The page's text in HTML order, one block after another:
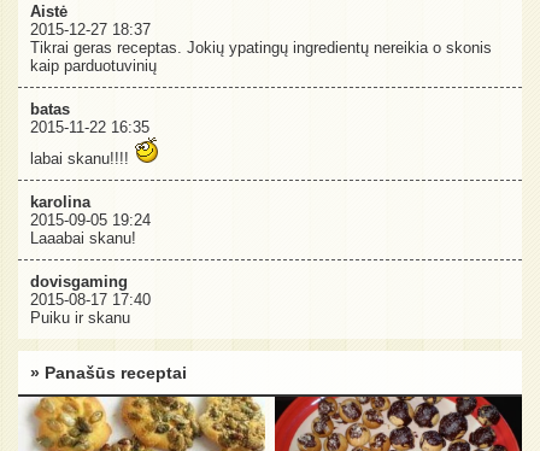
Aistė
2015-12-27 18:37
Tikrai geras receptas. Jokių ypatingų ingredientų nereikia o skonis
kaip parduotuvinių
batas
2015-11-22 16:35
labai skanu!!!!
karolina
2015-09-05 19:24
Laaabai skanu!
dovisgaming
2015-08-17 17:40
Puiku ir skanu
» Panašūs receptai